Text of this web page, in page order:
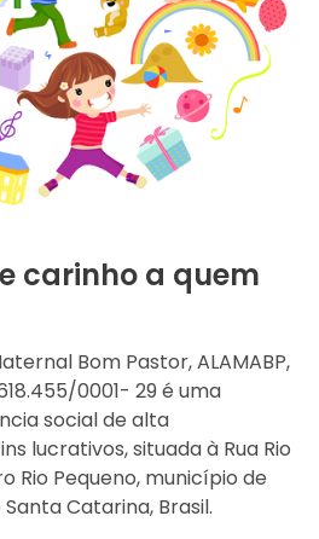
carinho a quem
Bom Pastor, ALAMABP,
0001- 29 é uma
social de alta
lucrativos, situada à Rua Rio
Rio Pequeno, município de
Catarina, Brasil.